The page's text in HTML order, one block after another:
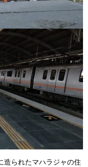
造られたマハラジャの住